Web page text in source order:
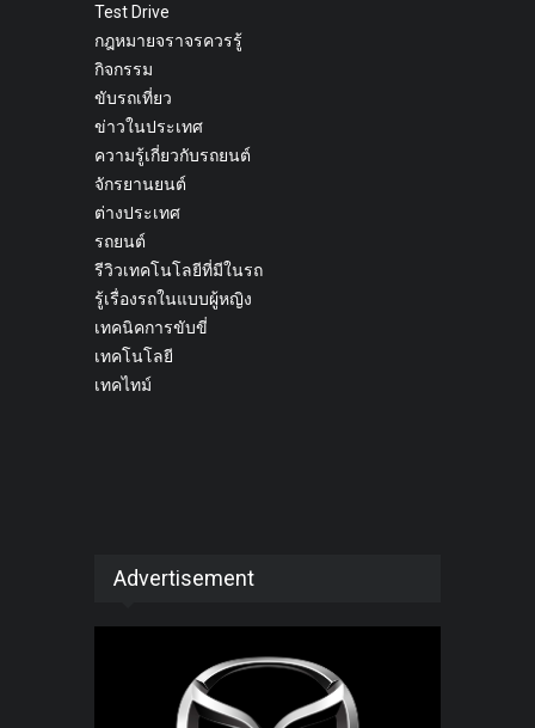
Test Drive
กฎหมายจราจรควรรู้
กิจกรรม
ขับรถเที่ยว
ข่าวในประเทศ
ความรู้เกี่ยวกับรถยนต์
จักรยานยนต์
ต่างประเทศ
รถยนต์
รีวิวเทคโนโลยีที่มีในรถ
รู้เรื่องรถในแบบผู้หญิง
เทคนิคการขับขี่
เทคโนโลยี
เทคไทม์
Advertisement